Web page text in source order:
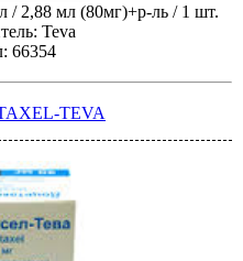
/ 2,88 мл (80мг)+р-ль / 1 шт.
Teva
66354
TEVA